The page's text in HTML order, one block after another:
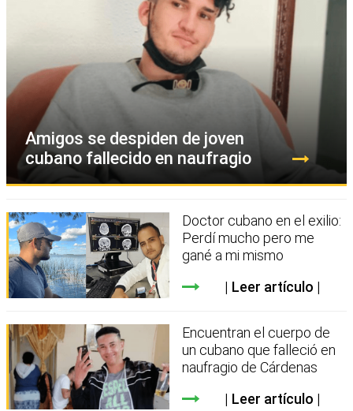
Amigos se despiden de joven
cubano fallecido en naufragio
Doctor cubano en el exilio:
Perdí mucho pero me
gané a mi mismo
Leer artículo
Encuentran el cuerpo de
un cubano que falleció en
naufragio de Cárdenas
Leer artículo